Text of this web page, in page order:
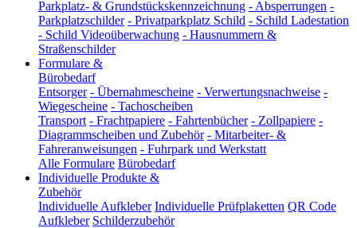
Parkplatz- & Grundstückskennzeichnung - Absperrungen -
Parkplatzschilder - Privatparkplatz Schild - Schild Ladestation
- Schild Videoüberwachung - Hausnummern &
Straßenschilder
Formulare &
Bürobedarf
Entsorger - Übernahmescheine - Verwertungsnachweise -
Wiegescheine - Tachoscheiben
Transport - Frachtpapiere - Fahrtenbücher - Zollpapiere -
Diagrammscheiben und Zubehör - Mitarbeiter- &
Fahreranweisungen - Fuhrpark und Werkstatt
Alle Formulare Bürobedarf
Individuelle Produkte &
Zubehör
Individuelle Aufkleber Individuelle Prüfplaketten QR Code
Aufkleber Schilderzubehör